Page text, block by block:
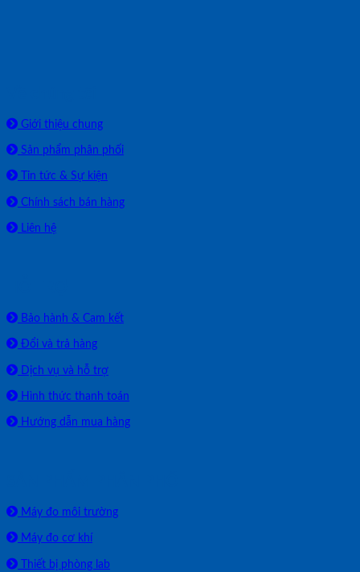
Giới thiệu chung
Sản phẩm phân phối
Tin tức & Sự kiện
Chính sách bán hàng
Liên hệ
Bảo hành & Cam kết
Đổi và trả hàng
Dịch vụ và hỗ trợ
Hình thức thanh toán
Hướng dẫn mua hàng
Máy đo môi trường
Máy đo cơ khí
Thiết bị phòng lab